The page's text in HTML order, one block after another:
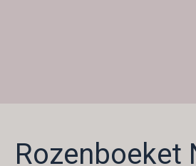
Rozenboeket